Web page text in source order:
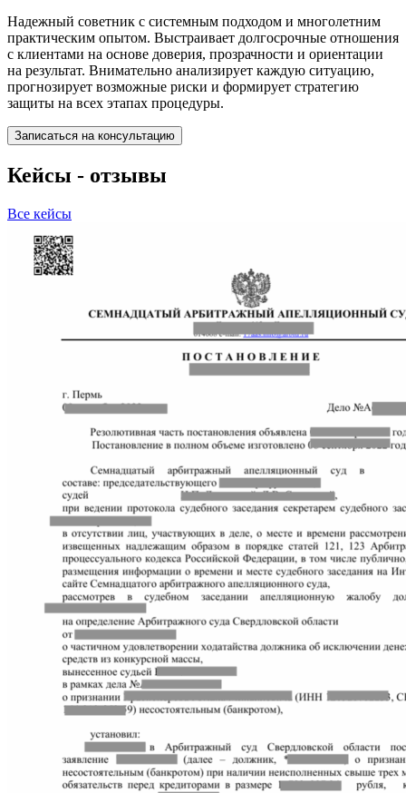
Надежный советник с системным подходом и многолетним
практическим опытом. Выстраивает долгосрочные отношения
с клиентами на основе доверия, прозрачности и ориентации
на результат. Внимательно анализирует каждую ситуацию,
прогнозирует возможные риски и формирует стратегию
защиты на всех этапах процедуры.
Записаться на консультацию
Кейсы - отзывы
Все кейсы